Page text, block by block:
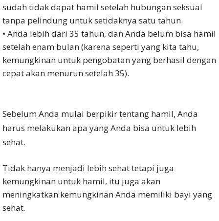
sudah tidak dapat hamil setelah hubungan seksual
tanpa pelindung untuk setidaknya satu tahun.
• Anda lebih dari 35 tahun, dan Anda belum bisa hamil
setelah enam bulan (karena seperti yang kita tahu,
kemungkinan untuk pengobatan yang berhasil dengan
cepat akan menurun setelah 35).
Sebelum Anda mulai berpikir tentang hamil, Anda
harus melakukan apa yang Anda bisa untuk lebih
sehat.
Tidak hanya menjadi lebih sehat tetapi juga
kemungkinan untuk hamil, itu juga akan
meningkatkan kemungkinan Anda memiliki bayi yang
sehat.